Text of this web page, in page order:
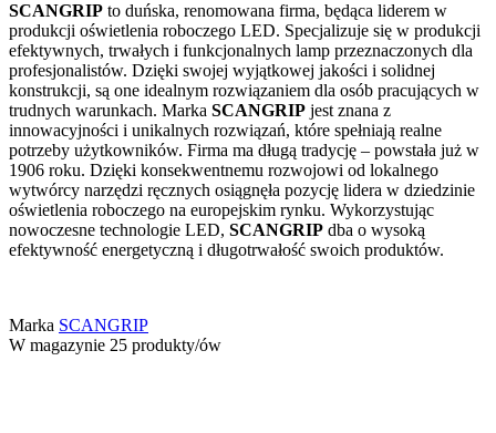
SCANGRIP to duńska, renomowana firma, będąca liderem w
produkcji oświetlenia roboczego LED. Specjalizuje się w produkcji
efektywnych, trwałych i funkcjonalnych lamp przeznaczonych dla
profesjonalistów. Dzięki swojej wyjątkowej jakości i solidnej
konstrukcji, są one idealnym rozwiązaniem dla osób pracujących w
trudnych warunkach. Marka SCANGRIP jest znana z
innowacyjności i unikalnych rozwiązań, które spełniają realne
potrzeby użytkowników. Firma ma długą tradycję – powstała już w
1906 roku. Dzięki konsekwentnemu rozwojowi od lokalnego
wytwórcy narzędzi ręcznych osiągnęła pozycję lidera w dziedzinie
oświetlenia roboczego na europejskim rynku. Wykorzystując
nowoczesne technologie LED, SCANGRIP dba o wysoką
efektywność energetyczną i długotrwałość swoich produktów.
Marka SCANGRIP
W magazynie 25 produkty/ów